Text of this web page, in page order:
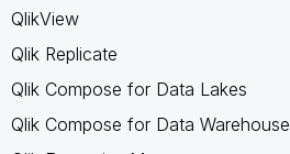
QlikView
Qlik Replicate
Qlik Compose for Data Lakes
Qlik Compose for Data Warehouse